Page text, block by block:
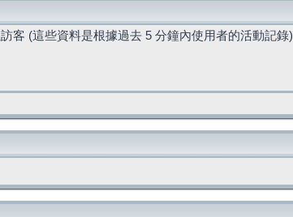
客 (這些資料是根據過去 5 分鐘內使用者的活動記錄)